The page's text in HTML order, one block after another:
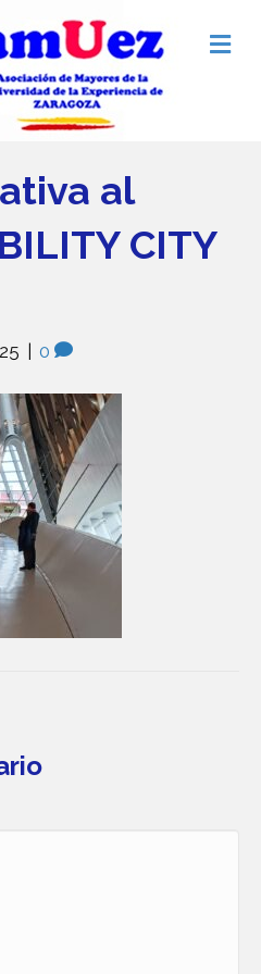
M
e
al
CITY
0